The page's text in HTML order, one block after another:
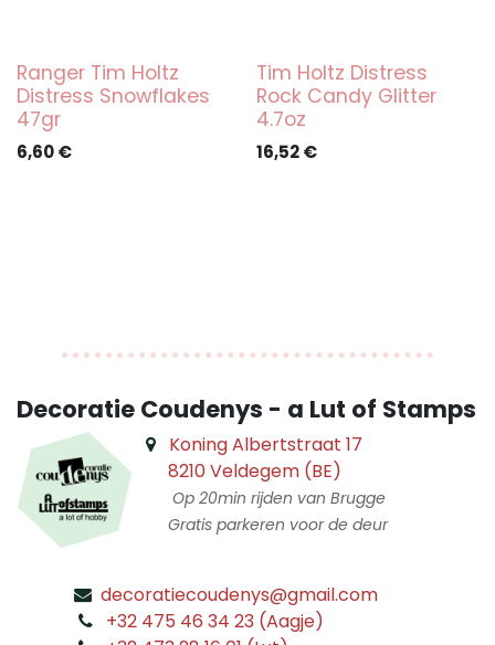
Ranger Tim Holtz
Distress Snowflakes
47gr
6,60€
Tim Holtz Distress
Rock Candy Glitter
4.7oz
16,52€
Decoratie Coudenys - a Lut of Stamps
Koning Albertstraat 17
8210 Veldegem (BE)
Op 20min rijden van Brugge
Gratis parkeren voor de deur
decoratiecoudenys@gmail.com
+32 475 46 34 23 (Aagje)